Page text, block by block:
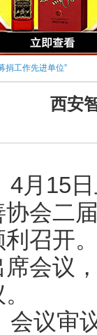
捐工作先进单位”
西安
15日上
协会二
利召开
席会议
审议